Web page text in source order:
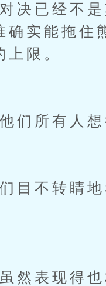
已经不是
确实能拖住
限。
所有人想
不转睛地
表现得也